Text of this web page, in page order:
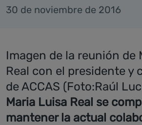
30 de noviembre de 2016
Imagen de la reunión de
Real con el presidente y
de ACCAS (Foto:Raúl
Maria Luisa Real se
mantener la actual